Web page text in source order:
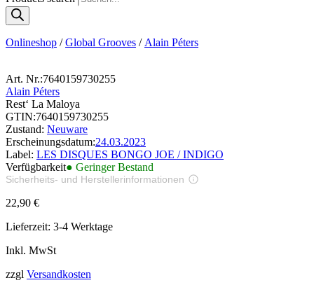
Onlineshop /Global Grooves / Alain Péters
Art. Nr.:7640159730255
Alain Péters
Rest‘ La Maloya
GTIN:7640159730255
Zustand: Neuware
Erscheinungsdatum:24.03.2023
Label: LES DISQUES BONGO JOE / INDIGO
Verfügbarkeit● Geringer Bestand
Sicherheits- und Herstellerinformationen
22,90 €
Lieferzeit: 3-4 Werktage
Inkl. MwSt
zzgl Versandkosten